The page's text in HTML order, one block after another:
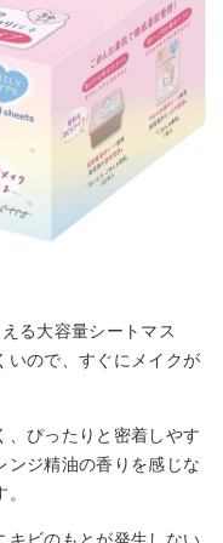
る大容量シートマス
いので、すぐにメイクが
、ぴったりと密着しやす
ンジ精油の香りを感じな
キビのもとが発生しない